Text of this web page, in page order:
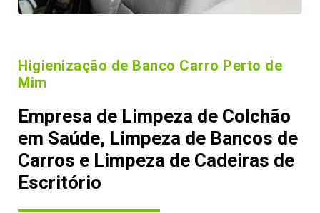
Higienização de Banco Carro Perto de
Mim
Empresa de Limpeza de Colchão
em Saúde, Limpeza de Bancos de
Carros e Limpeza de Cadeiras de
Escritório